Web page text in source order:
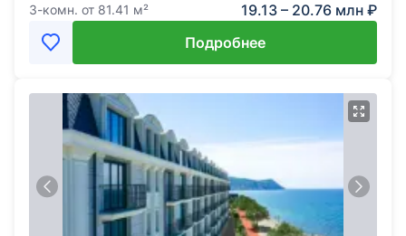
3-комн. от 81.41 м²
19.13 – 20.76 млн ₽
Подробнее